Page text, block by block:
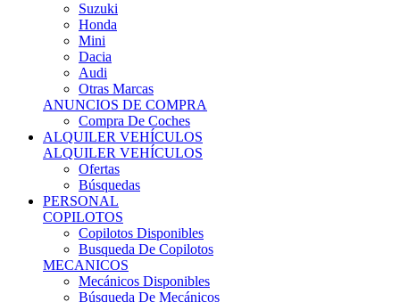
Mini
Dacia
Audi
Otras Marcas
ANUNCIOS DE COMPRA
Compra De Coches
ALQUILER VEHÍCULOS
ALQUILER VEHÍCULOS
Ofertas
Búsquedas
PERSONAL
COPILOTOS
Copilotos Disponibles
Busqueda De Copilotos
MECANICOS
Mecánicos Disponibles
Búsqueda De Mecánicos
PIEZAS DE COMPETICIÓN